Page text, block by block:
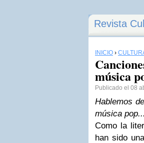
Revista
INICIO ›
música
Publicado el 08
Hablemos
música pop...
Como la
han sido